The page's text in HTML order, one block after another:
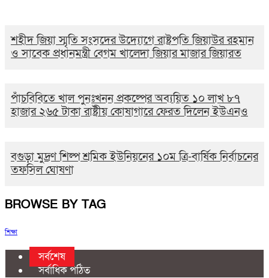
শহীদ জিয়া স্মৃতি সংসদের উদ্যোগে রাষ্ট্রপতি জিয়াউর রহমান
ও সাবেক প্রধানমন্ত্রী বেগম খালেদা জিয়ার মাজার জিয়ারত
পাঁচবিবিতে খাল পুনঃখনন প্রকল্পের অব্যয়িত ১০ লাখ ৮৭
হাজার ২৬৫ টাকা রাষ্ট্রীয় কোষাগারে ফেরত দিলেন ইউএনও
বগুড়া মুদ্রণ শিল্প শ্রমিক ইউনিয়নের ১০ম ত্রি-বার্ষিক নির্বাচনের
তফসিল ঘোষণা
BROWSE BY TAG
শিক্ষা
সর্বশেষ
সর্বাধিক পঠিত